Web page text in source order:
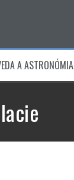
A ASTRONÓMIA